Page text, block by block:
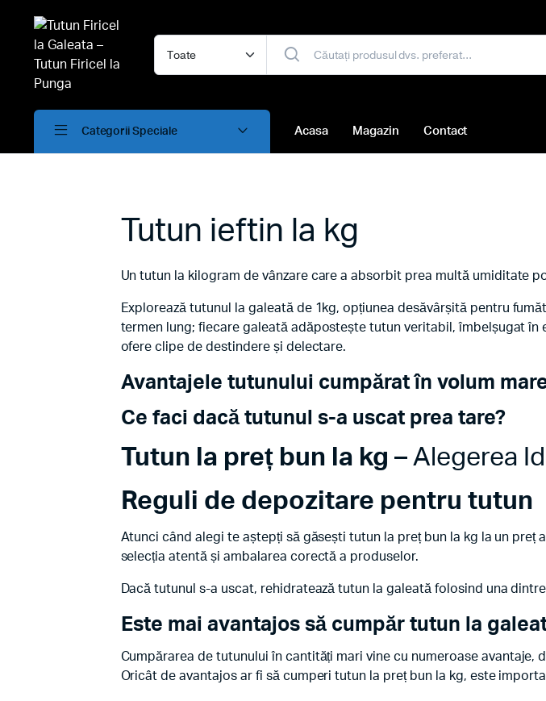
Categorii Speciale Acasa Magazin Contact
Tutun ieftin la kg
Un tutun la kilogram de vânzare care a absorbit prea multă umiditate
Explorează tutunul la galeată de 1kg, opțiunea desăvârșită pentru
termen lung; fiecare galeată adăpostește tutun veritabil, îmbelșugat
ofere clipe de destindere și delectare.
Avantajele tutunului cumpărat în volum
Ce faci dacă tutunul s-a uscat prea tare?
Tutun la preț bun la kg – Alegerea
Reguli de depozitare pentru tutun
Atunci când alegi te aștepți să găsești tutun la preț bun la kg la un
selecția atentă și ambalarea corectă a produselor.
Dacă tutunul s-a uscat, rehidratează tutun la galeată folosind una
Este mai avantajos să cumpăr tutun la
Cumpărarea de tutunului în cantități mari vine cu numeroase
Oricât de avantajos ar fi să cumperi tutun la preț bun la kg, este